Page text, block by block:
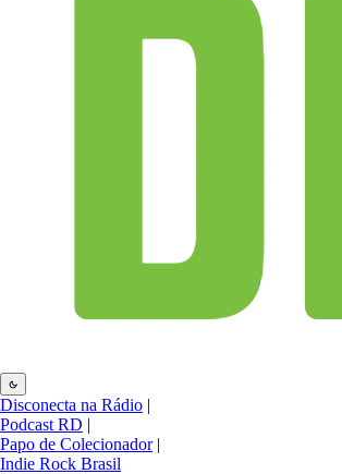
Disconecta na Rádio |
Podcast RD |
Papo de Colecionador |
Indie Rock Brasil